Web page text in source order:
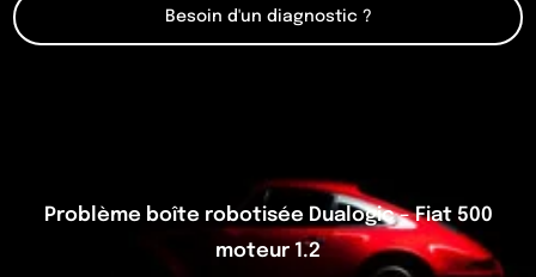
Besoin d'un diagnostic ?
Problème boîte robotisée Dualogic – Fiat 500
moteur 1.2